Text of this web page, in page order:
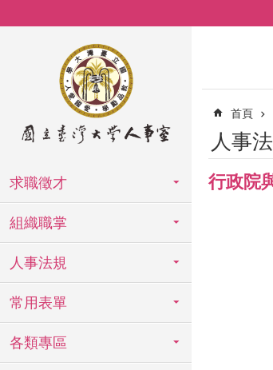
求職徵才
組織職掌
人事法規
常用表單
各類專區
首頁
人事
行政院